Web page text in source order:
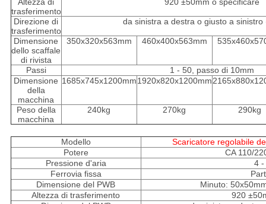
Altezza di
trasferimento
920 ±50mm o specificare
Direzione di
trasferimento
da sinistra a destra o giusto a sinistro
Dimensione
dello scaffale
di rivista
350x320x563mm 460x400x563mm
Passi
1 - 50, passo di 10mm
Dimensione
della
macchina
1685x745x1200mm1920x820x1200mm
Peso della
macchina
240kg 270kg 290kg
Modello
Scaricatore regolabile
Potere
CA 110/
Pressione d'aria
4 -
Ferrovia fissa
Dimensione del PWB
Minuto:
Altezza di trasferimento
920